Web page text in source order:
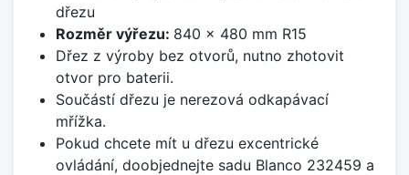
dřezu
Rozměr výřezu: 840 x 480 mm R15
Dřez z výroby bez otvorů, nutno zhotovit
otvor pro baterii.
Součástí dřezu je nerezová odkapávací
mřížka.
Pokud chcete mít u dřezu excentrické
ovládání, doobjednejte sadu Blanco 232459 a